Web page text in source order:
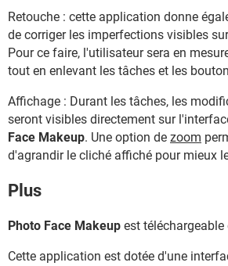
Retouche : cette application donne
de corriger les imperfections visibles
Pour ce faire, l'utilisateur sera en
tout en enlevant les tâches et les
Affichage : Durant les tâches, les
seront visibles directement sur
Face Makeup. Une option de zoom
d'agrandir le cliché affiché pour mieux
Plus
Photo Face Makeup est
Cette application est dotée d'une